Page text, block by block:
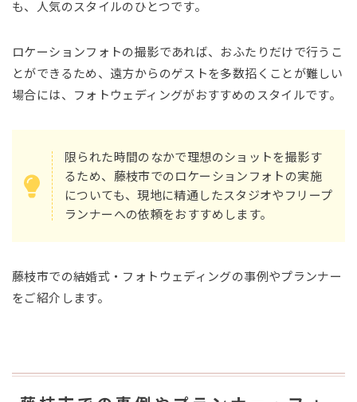
も、人気のスタイルのひとつです。
ロケーションフォトの撮影であれば、おふたりだけで行うこ
とができるため、遠方からのゲストを多数招くことが難しい
場合には、フォトウェディングがおすすめのスタイルです。
限られた時間のなかで理想のショットを撮影す
るため、藤枝市でのロケーションフォトの実施
についても、現地に精通したスタジオやフリープ
ランナーへの依頼をおすすめします。
藤枝市での結婚式・フォトウェディングの事例やプランナー
をご紹介します。